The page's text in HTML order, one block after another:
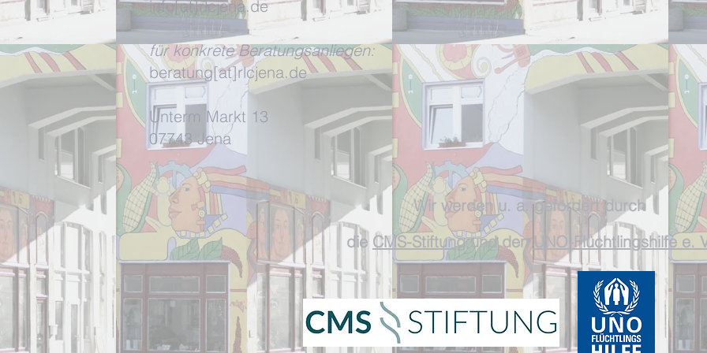
info[at]rlcjena.de
für konkrete Beratungsanliegen:
beratung[at]rlcjena.de
Unterm Markt 13
07743 Jena
Wir werden u. a. gefördert durch
die CMS-Stiftung undden UNO-Flüchtlingshilfe e.